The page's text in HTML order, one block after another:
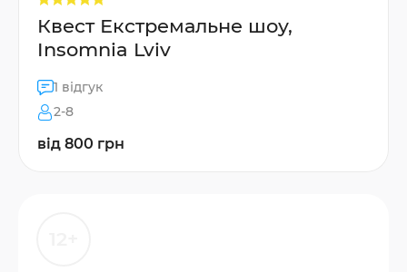
Квест Екстремальне шоу,
Insomnia Lviv
1 відгук
2-8
від 800 грн